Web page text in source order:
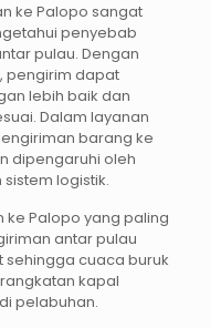
ke Palopo sangat
penyebab
pulau. Dengan
pengirim dapat
lebih baik dan
Dalam layanan
barang ke
dipengaruhi oleh
logistik.
ke Palopo yang paling
antar pulau
sehingga cuaca buruk
kapal
pelabuhan.